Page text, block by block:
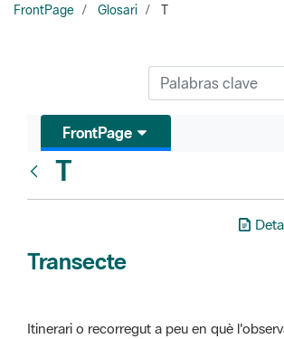
FrontPage Glosari T
FrontPage
T
Transecte
Itinerari o recorregut a peu en què